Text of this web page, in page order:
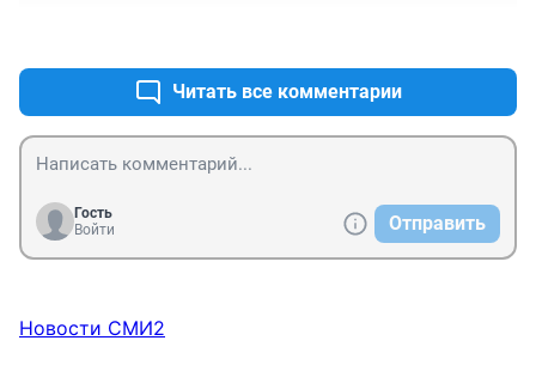
Читать все комментарии
Гость
Войти
Отправить
Новости СМИ2